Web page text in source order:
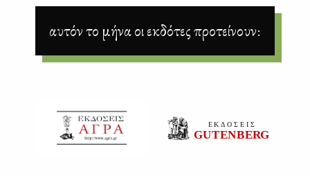
αυτόν το μήνα οι εκδότες προτείνουν: